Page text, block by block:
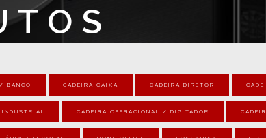
BANCO CADEIRA CAIXA CADEIRA DIRETOR
CADEIRA OPERACIONAL / DIGITADOR